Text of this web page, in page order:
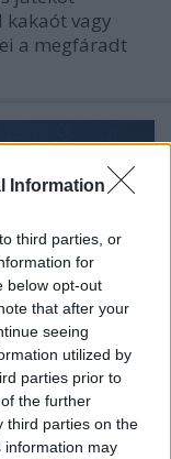
Information
third parties, or
for
below opt-out
that after your
seeing
utilized by
parties prior to
the further
third parties on the
information may
kakaót vagy
a megfáradt